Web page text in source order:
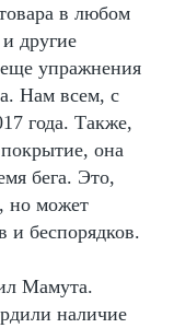
в любом
другие
упражнения
Нам всем, с
года. Также,
она
бега. Это,
но может
и беспорядков.
Мамута.
наличие